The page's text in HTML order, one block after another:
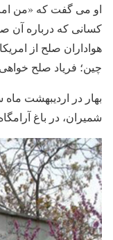
او می گفت که «من
کسانی که درباره آن
هواداران صلح از
چین؛ فریاد صلح
شمیران، در باغ